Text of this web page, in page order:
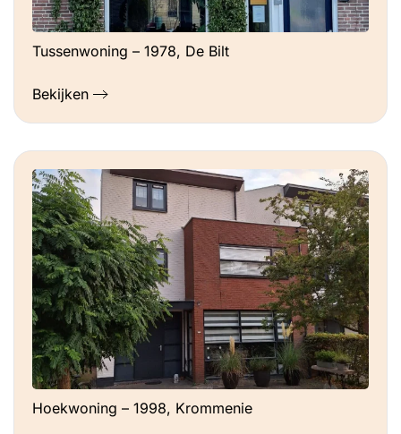
Tussenwoning – 1978, De Bilt
Bekijken
Hoekwoning – 1998, Krommenie